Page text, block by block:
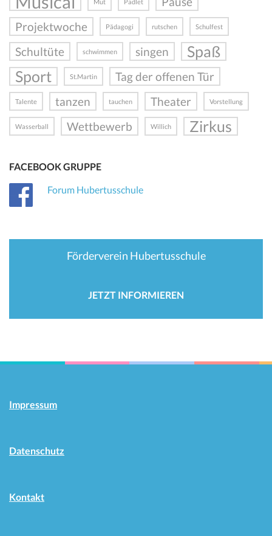
Projektwoche
Pädagogi rutschen Schulfest
Schultüte schwimmen singen
Spaß
Sport
St.Martin Tag der offenen Tür
Talente tanzen tauchen Theater Vorstellung
Wasserball Wettbewerb Willich Zirkus
FACEBOOK GRUPPE
Forum Hubertusschule
Förderverein Hubertusschule
JETZT INFORMIEREN
Impressum
Datenschutz
Kontakt